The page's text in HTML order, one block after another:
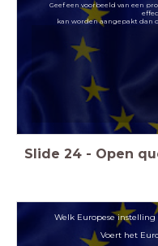
Geef een voorbeeld van een
kan worden aangepakt
Slide 24 - Open
Welk Europese
Voert het